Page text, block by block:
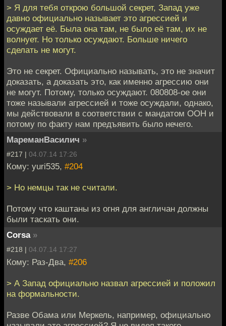
> Я для тебя открою большой секрет, Запад уже
давно официально называет это агрессией и
осуждает её. Была она там, не было её там, их не
волнует. Но только осуждают. Больше ничего
сделать не могут.
Это не секрет. Официально называть, это не значит
доказать, а доказать это, как именно агрессию они
не могут. Потому, только осуждают. 080808-ое они
тоже называли агрессией и тоже осуждали, однако,
мы действовали в соответствии с мандатом ООН и
потому по факту нам предъявить было нечего.
МареманВасилич »
#217 | 04.07.14 17:26
Кому: yuri535, #204
> Но немцы так не считали.
Потому что каштаны из огня для англичан должны
были таскать они.
Corsa »
#218 | 04.07.14 17:27
Кому: Раз-Два, #206
> А Запад официально назвал агрессией и положил
на формальности.
Разве Обама или Меркель, например, официально